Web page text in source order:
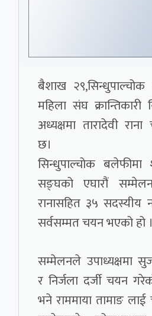
बैशाख
महिला संघ क्रान्तिकारी
अध्यक्षमा तारादेवी
छ।
सिन्धुपाल्चोक बलेफीमा
सङ्घको एघारौं
रानासहित ३५ सदस्यीय
सर्वसम्मत चयन भएको हो ।
सम्मेलनले उपाध्यक्षमा
र निर्जला दर्जी चयन
भने राममाया तामाङ